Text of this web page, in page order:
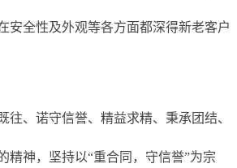
安全性及外观等各方面都深得新老客户
往、诺守信誉、精益求精、秉承团结、
精神，坚持以“重合同，守信誉”为宗